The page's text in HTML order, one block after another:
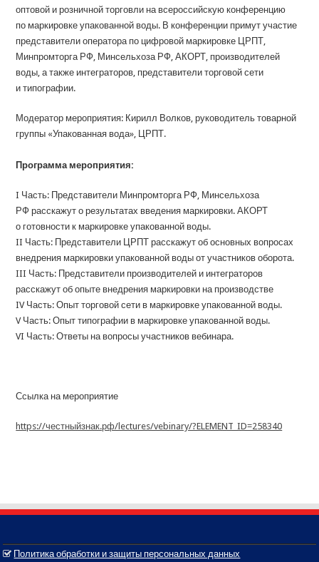
оптовой и розничной торговли на всероссийскую конференцию
по маркировке упакованной воды. В конференции примут участие
представители оператора по цифровой маркировке ЦРПТ,
Минпромторга РФ, Минсельхоза РФ, АКОРТ, производителей
воды, а также интеграторов, представители торговой сети
и типографии.
Модератор мероприятия: Кирилл Волков, руководитель товарной
группы «Упакованная вода», ЦРПТ.
Программа мероприятия:
I Часть: Представители Минпромторга РФ, Минсельхоза
РФ расскажут о результатах введения маркировки. АКОРТ
о готовности к маркировке упакованной воды.
II Часть: Представители ЦРПТ расскажут об основных вопросах
внедрения маркировки упакованной воды от участников оборота.
III Часть: Представители производителей и интеграторов
расскажут об опыте внедрения маркировки на производстве
IV Часть: Опыт торговой сети в маркировке упакованной воды.
V Часть: Опыт типографии в маркировке упакованной воды.
VI Часть: Ответы на вопросы участников вебинара.
Ссылка на мероприятие
https://честныйзнак.рф/lectures/vebinary/?ELEMENT_ID=258340
Политика обработки и защиты персональных данных